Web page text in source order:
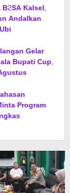
Kalsel,
Andalkan
Gelar
Bupati Cup,
Program